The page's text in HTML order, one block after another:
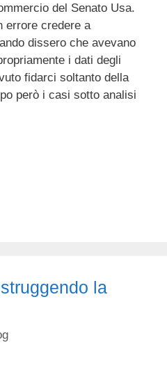
del Senato Usa.
errore credere a
dissero che avevano
i dati degli
fidarci soltanto della
però i casi sotto analisi
la